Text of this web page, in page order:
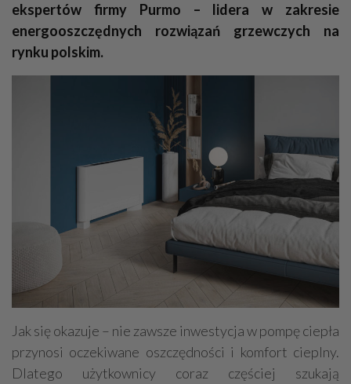
ekspertów firmy Purmo – lidera w zakresie
energooszczędnych rozwiązań grzewczych na
rynku polskim.
Jak się okazuje – nie zawsze inwestycja w pompę ciepła
przynosi oczekiwane oszczędności i komfort cieplny.
Dlatego użytkownicy coraz częściej szukają